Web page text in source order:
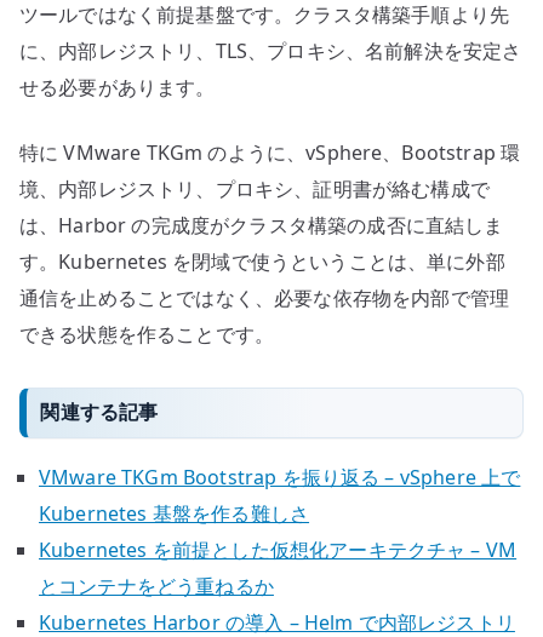
ツールではなく前提基盤です。クラスタ構築手順より先
に、内部レジストリ、TLS、プロキシ、名前解決を安定さ
せる必要があります。
特に VMware TKGm のように、vSphere、Bootstrap 環
境、内部レジストリ、プロキシ、証明書が絡む構成で
は、Harbor の完成度がクラスタ構築の成否に直結しま
す。Kubernetes を閉域で使うということは、単に外部
通信を止めることではなく、必要な依存物を内部で管理
できる状態を作ることです。
関連する記事
VMware TKGm Bootstrap を振り返る – vSphere 上で
Kubernetes 基盤を作る難しさ
Kubernetes を前提とした仮想化アーキテクチャ – VM
とコンテナをどう重ねるか
Kubernetes Harbor の導入 – Helm で内部レジストリ